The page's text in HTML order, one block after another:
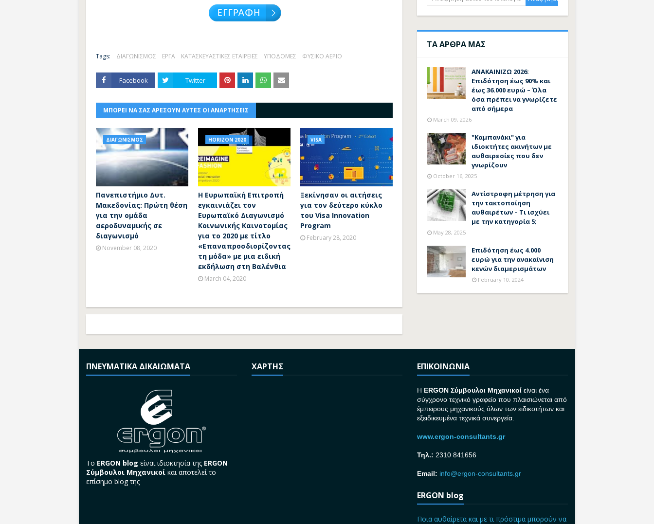
Tags: ΔΙΑΓΩΝΙΣΜΟΣ ΕΡΓΑ ΚΑΤΑΣΚΕΥΑΣΤΙΚΕΣ ΕΤΑΙΡΕΙΕΣ ΥΠΟΔΟΜΕΣ ΦΥΣΙΚΟ ΑΕΡΙΟ
Facebook Twitter
ΜΠΟΡΕΙ ΝΑ ΣΑΣ ΑΡΕΣΟΥΝ ΑΥΤΕΣ ΟΙ ΑΝΑΡΤΗΣΕΙΣ
ΔΙΑΓΩΝΙΣΜΟΣ
Πανεπιστήμιο Δυτ.
Μακεδονίας: Πρώτη θέση
για την ομάδα
αεροδυναμικής σε
διαγωνισμό
November 08, 2020
HORIZON 2020
Η Ευρωπαϊκή Επιτροπή
εγκαινιάζει τον
Ευρωπαϊκό Διαγωνισμό
Κοινωνικής Καινοτομίας
για το 2020 με τίτλο
«Επαναπροσδιορίζοντας
τη μόδα» με μια ειδική
εκδήλωση στη Βαλένθια
March 04, 2020
VISA
Ξεκίνησαν οι αιτήσεις
για τον δεύτερο κύκλο
του Visa Innovation
Program
February 28, 2020
ΤΑ ΑΡΘΡΑ ΜΑΣ
ΑΝΑΚΑΙΝΙΖΩ 2026:
Επιδότηση έως 90% και
έως 36.000 ευρώ – Όλα
όσα πρέπει να γνωρίζετε
από σήμερα
March 09, 2026
"Καμπανάκι" για
ιδιοκτήτες ακινήτων με
αυθαιρεσίες που δεν
γνωρίζουν
October 16, 2025
Αντίστροφη μέτρηση για
την τακτοποίηση
αυθαιρέτων – Τι ισχύει
με την κατηγορία 5;
May 28, 2025
Επιδότηση έως 4.000
ευρώ για την ανακαίνιση
κενών διαμερισμάτων
February 10, 2024
ΠΝΕΥΜΑΤΙΚΑ ΔΙΚΑΙΩΜΑΤΑ
Το ERGON blog είναι ιδιοκτησία της ERGON
Σύμβουλοι Μηχανικοί και αποτελεί το
επίσημο blog της
ΧΑΡΤΗΣ ΕΠΙΚΟΙΝΩΝΙΑ
H ERGON Σύμβουλοι Μηχανικοί είναι ένα
σύγχρονο τεχνικό γραφείο που πλαισιώνεται από
έμπειρους μηχανικούς όλων των ειδικοτήτων και
εξειδικευμένα τεχνικά συνεργεία.
www.ergon-consultants.gr
Τηλ.: 2310 841656
Email: info@ergon-consultants.gr
ERGON blog
Ποια αυθαίρετα και με τι πρόστιμα μπορούν να